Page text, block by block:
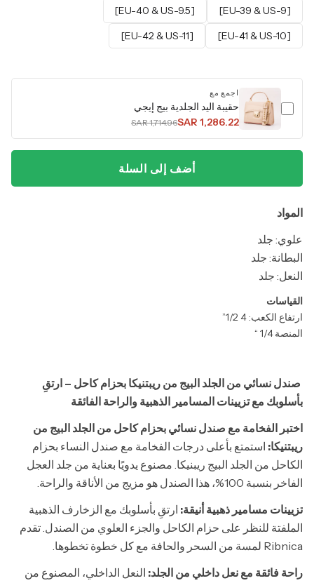
[EU-39 & US-9]
[EU-40 & US-9.5]
[EU-41 & US-10]
[EU-42 & US-11]
اجمع مع
حقيبة اليد الجلدية بيج إيجي
SAR 1,286.22
SAR 1,714.96
أضف إلى السلة
المواد
علوي: جلد
البطانة: جلد
النعل: جلد
القياسات
ارتفاع الكعب: 4 1/2”
المنصة 1/4 “
صندل نسائي من الجلد البيج من ريبتنيكا بحزام كاحل – ارتقِ
بأسلوبك مع تزيينات المسامير الذهبية والراحة الفائقة
اختبر الفخامة مع صندل نسائي بحزام كاحل من الجلد البيج من
ريبتنيكا: استمتع بأعلى درجات الفخامة مع صندل النساء بحزام
الكاحل من الجلد البيج ريبنيكا. مصنوع يدويًا بعناية من جلد العجل
الفاخر بنسبة 100%، هذا الصندل هو مزيج من الأناقة والراحة.
تزيينات مسامير ذهبية أنيقة: ارتقِ بأسلوبك مع الزخارف الذهبية
الملفتة للنظر على حزام الكاحل والجزء العلوي من الصندل. تقدم
Ribnica لمسة من السحر والحافة مع كل خطوة تخطوها.
راحة فائقة مع نعل داخلي من الجلد: النعل الداخلي، المصنوع من